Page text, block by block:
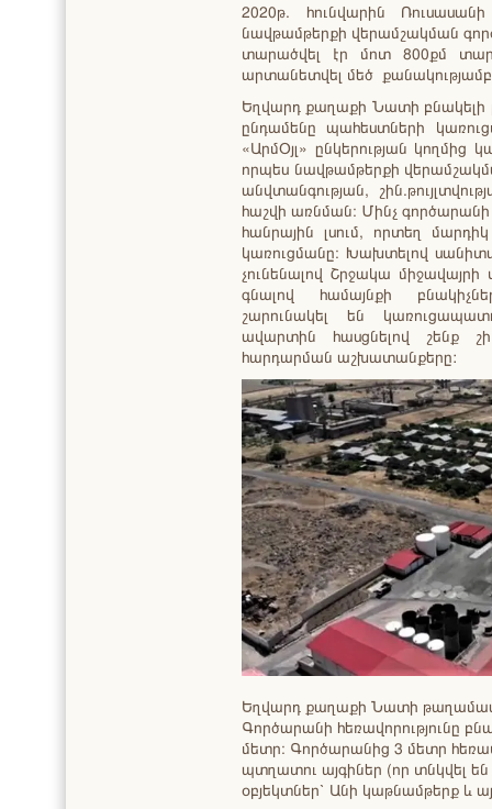
2020թ. հունվարին
նավթամթերքի վերամշակման
տարածվել էր մոտ 800քմ
արտանետվել մեծ քանակությամբ
Եղվարդ քաղաքի Նատի
ընդամենը պահեստների
«ԱրմՕյլ» ընկերության
որպես նավթամթերքի
անվտանգության,
հաշվի առնման։ Մինչ
հանրային լսում, որտեղ
կառուցմանը։ Խախտելով
չունենալով Շրջակա
գնալով համայնքի
շարունակել են
ավարտին հասցնելով շենք
հարդարման աշխատանքերը:
Եղվարդ քաղաքի Նատի
Գործարանի հեռավորությունը
մետր։ Գործարանից 3 մետր
պտղատու այգիներ (որ տնկվել
օբյեկտներ՝ Անի կաթնամթերք և